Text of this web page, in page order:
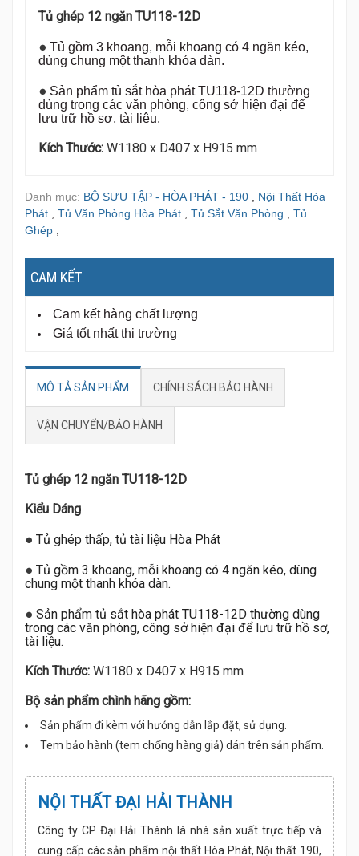
Tủ ghép 12 ngăn TU118-12D
● Tủ gồm 3 khoang, mỗi khoang có 4 ngăn kéo,
dùng chung một thanh khóa dàn.
● Sản phẩm tủ sắt hòa phát TU118-12D thường
dùng trong các văn phòng, công sở hiện đại để
lưu trữ hồ sơ, tài liệu.
Kích Thước: W1180 x D407 x H915 mm
Danh mục: BỘ SƯU TẬP - HÒA PHÁT - 190
Nội Thất Hòa
Phát
Tủ Văn Phòng Hòa Phát Tủ Sắt Văn Phòng
Tủ
Ghép
CAM KẾT
Cam kết hàng chất lượng
Giá tốt nhất thị trường
MÔ TẢ SẢN PHẨM CHÍNH SÁCH BẢO HÀNH
VẬN CHUYỂN/BẢO HÀNH
Tủ ghép 12 ngăn TU118-12D
Kiểu Dáng
● Tủ ghép thấp, tủ tài liệu Hòa Phát
● Tủ gồm 3 khoang, mỗi khoang có 4 ngăn kéo, dùng
chung một thanh khóa dàn.
● Sản phẩm tủ sắt hòa phát TU118-12D thường dùng
trong các văn phòng, công sở hiện đại để lưu trữ hồ sơ,
tài liệu.
Kích Thước: W1180 x D407 x H915 mm
Bộ sản phẩm chình hãng gồm:
Sản phẩm đi kèm với hướng dẫn lắp đặt, sử dụng.
Tem bảo hành (tem chống hàng giả) dán trên sản phẩm.
NỘI THẤT ĐẠI HẢI THÀNH
Công ty CP Đại Hải Thành là nhà sản xuất trực tiếp và
cung cấp các sản phẩm nội thất Hòa Phát, Nội thất 190,